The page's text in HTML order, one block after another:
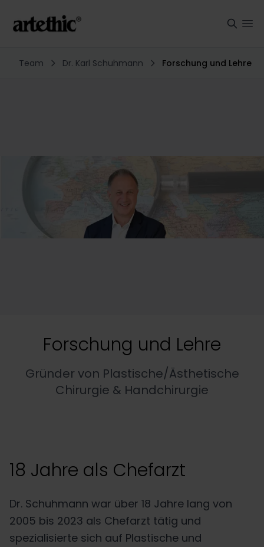
Team Dr. Karl Schuhmann Forschung und Lehre
Forschung und Lehre
Gründer von Plastische/Ästhetische
Chirurgie & Handchirurgie
18 Jahre als Chefarzt
Dr. Schuhmann war über 18 Jahre lang von
2005 bis 2023 als Chefarzt tätig und
spezialisierte sich auf Plastische und